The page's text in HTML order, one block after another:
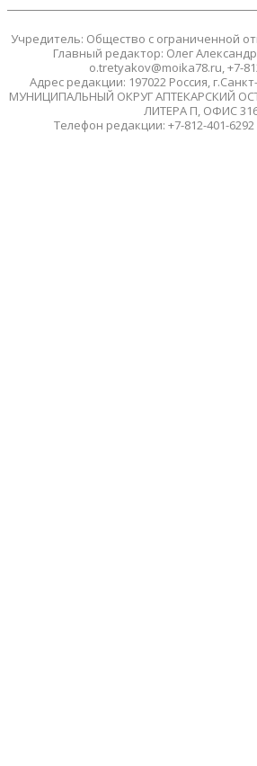
Учредитель: Общество с ограниченной
Главный редактор: Олег
o.tretyakov@moika78.ru, +7-
Адрес редакции: 197022 Россия,
МУНИЦИПАЛЬНЫЙ ОКРУГ АПТЕКАРСКИЙ
ЛИТЕРА П, ОФИС
Телефон редакции: +7-812-401-